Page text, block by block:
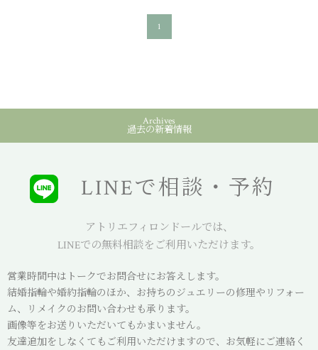
1
Archives
過去の新着情報
LINEで相談・予約
アトリエフィロンドールでは、
LINEでの無料相談をご利用いただけます。
営業時間中はトークでお問合せにお答えします。
結婚指輪や婚約指輪のほか、お持ちのジュエリーの修理やリフォー
ム、リメイクのお問い合わせも承ります。
画像等をお送りいただいてもかまいません。
友達追加をしなくてもご利用いただけますので、お気軽にご連絡く